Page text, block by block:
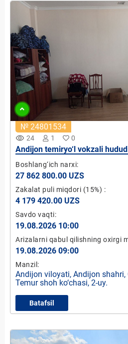
remove_red_eye 24 1 0
№ 24801534
Andijon temiryo‘l vokzali
ijaraga berish
Boshlang‘ich narxi:
27 862 800.00 UZS
Zakalat puli miqdori (15%) :
4 179 420.00 UZS
Savdo vaqti:
19.08.2026 10:00
Arizalarni qabul qilishning oxirgi
19.08.2026 09:00
Manzil:
Andijon viloyati, Andijon shahri,
Temur shoh ko‘chasi, 2-uy.
Batafsil